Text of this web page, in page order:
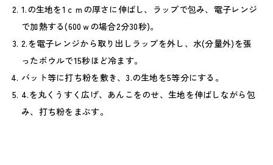
1.の生地を1ｃｍの厚さに伸ばし、ラップで包み、電子レンジ
で加熱する(600ｗの場合2分30秒)。
2.を電子レンジから取り出しラップを外し、水(分量外)を張
ったボウルで15秒ほど冷ます。
バット等に打ち粉を敷き、3.の生地を5等分にする。
4.を丸くうすく広げ、あんこをのせ、生地を伸ばしながら包
み、打ち粉をまぶす。